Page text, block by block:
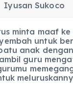
Iyusan Sukoco
minta maaf ke
untuk
anak
guru